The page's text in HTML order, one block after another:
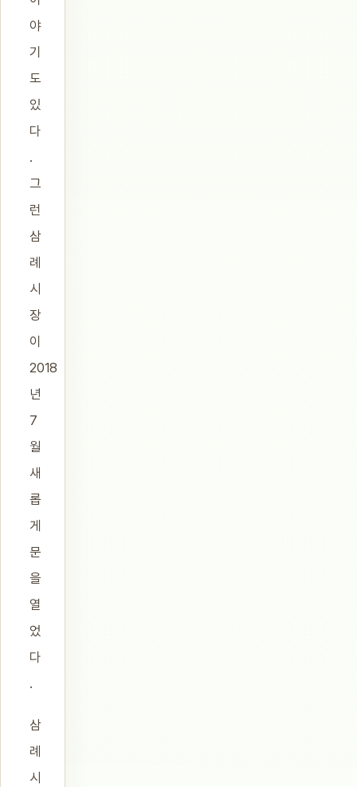
야
기
도
있
다
.
그
런
삼
례
시
장
이
2018
년
7
월
새
롭
게
문
을
열
었
다
.
삼
례
시